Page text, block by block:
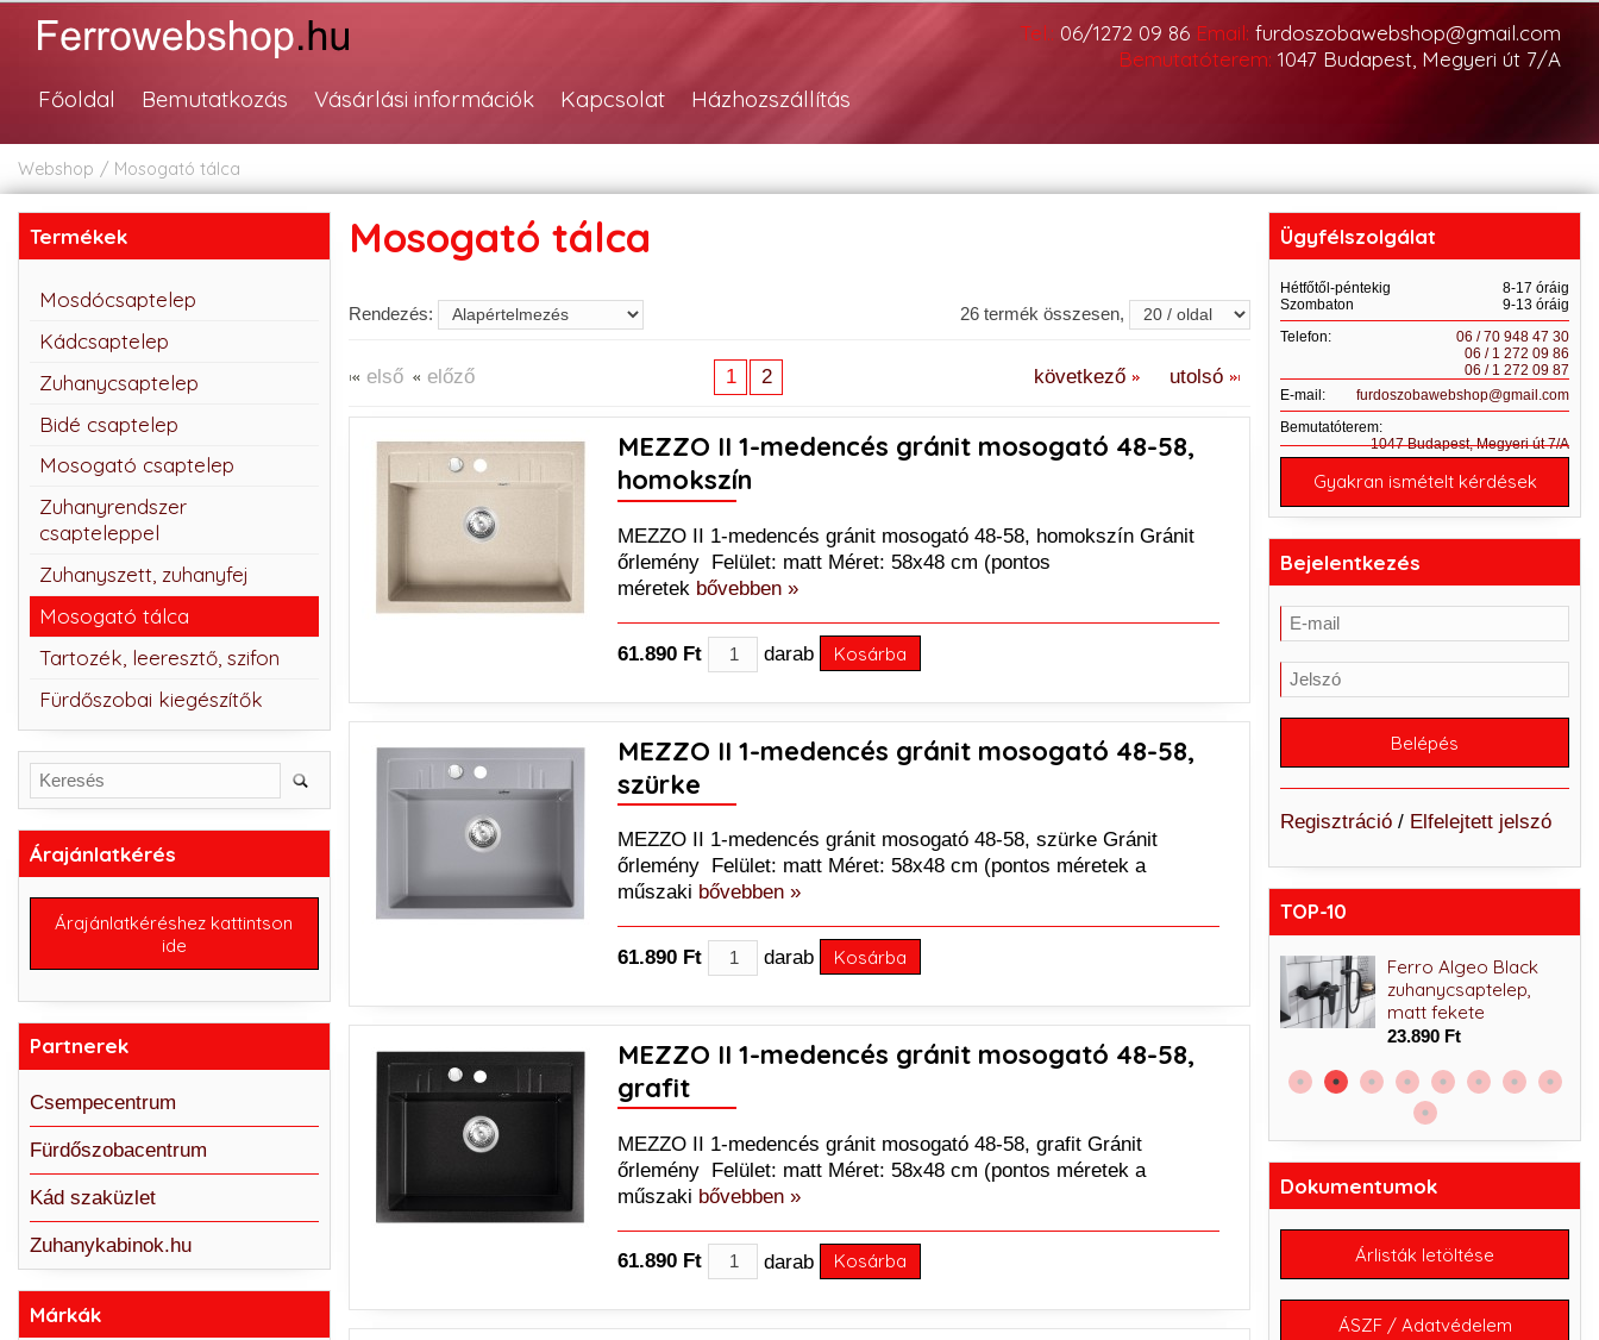
Tel.: 06/1272 09 86 Email: furdoszobawebshop@gmail.com
Bemutatóterem: 1047 Budapest, Megyeri út 7/A
Főoldal Bemutatkozás Vásárlási információk Kapcsolat Házhozszállítás
Webshop Mosogató tálca
Mosogató tálca
Rendezés: 26 termék összesen,
első előző 1 2 következő utolsó
MEZZO II 1-medencés gránit mosogató 48-58,
homokszín
MEZZO II 1-medencés gránit mosogató 48-58, homokszín Gránit
őrlemény Felület: matt Méret: 58x48 cm (pontos
méretek bővebben »
61.890 Ft darab Kosárba
MEZZO II 1-medencés gránit mosogató 48-58,
szürke
MEZZO II 1-medencés gránit mosogató 48-58, szürke Gránit
őrlemény Felület: matt Méret: 58x48 cm (pontos méretek a
műszaki bővebben »
61.890 Ft darab Kosárba
MEZZO II 1-medencés gránit mosogató 48-58,
grafit
MEZZO II 1-medencés gránit mosogató 48-58, grafit Gránit
őrlemény Felület: matt Méret: 58x48 cm (pontos méretek a
műszaki bővebben »
61.890 Ft darab Kosárba
Termékek
Mosdócsaptelep
Kádcsaptelep
Zuhanycsaptelep
Bidé csaptelep
Mosogató csaptelep
Zuhanyrendszer
csapteleppel
Zuhanyszett, zuhanyfej
Mosogató tálca
Tartozék, leeresztő, szifon
Fürdőszobai kiegészítők
Árajánlatkérés
Árajánlatkéréshez kattintson
ide
Partnerek
Csempecentrum
Fürdőszobacentrum
Kád szaküzlet
Zuhanykabinok.hu
Márkák
Ügyfélszolgálat
Hétfőtől-péntekig
8-17 óráig
Szombaton
9-13 óráig
Telefon:
06 / 70 948 47 30
06 / 1 272 09 86
06 / 1 272 09 87
E-mail:
furdoszobawebshop@gmail.com
Bemutatóterem:
1047 Budapest, Megyeri út 7/A
Gyakran ismételt kérdések
Bejelentkezés
Regisztráció/ Elfelejtett jelszó
TOP-10
zuhanyrendszer fej-
csapteleppel, króm
Ferro Algeo Black
zuhanycsaptelep,
matt fekete
23.890 Ft
Dokumentumok
Árlisták letöltése
ÁSZF / Adatvédelem